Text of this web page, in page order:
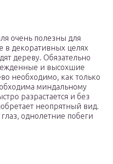
очень полезны для
в декоративных целях
дереву. Обязательно
и высохшие
необходимо, как только
миндальному
разрастается и без
неопрятный вид.
однолетние побеги